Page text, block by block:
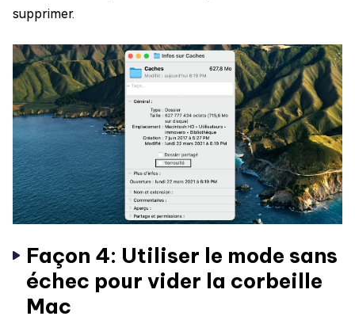
supprimer.
Façon 4: Utiliser le mode sans
échec pour vider la corbeille
Mac